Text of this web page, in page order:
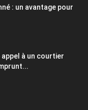
: un avantage pour
à un courtier